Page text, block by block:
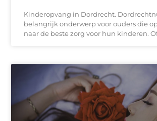
Kinderopvang in Dordrecht.
belangrijk onderwerp voor ouders die
naar de beste zorg voor hun kinderen.